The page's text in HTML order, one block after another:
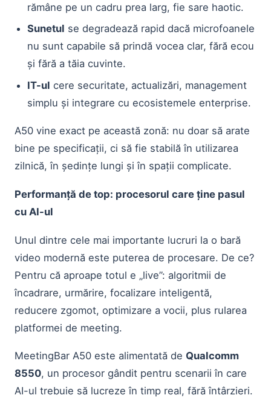
rămâne pe un cadru prea larg, fie sare haotic.
Sunetul se degradează rapid dacă microfoanele
nu sunt capabile să prindă vocea clar, fără ecou
și fără a tăia cuvinte.
IT-ul cere securitate, actualizări, management
simplu și integrare cu ecosistemele enterprise.
A50 vine exact pe această zonă: nu doar să arate
bine pe specificații, ci să fie stabilă în utilizarea
zilnică, în ședințe lungi și în spații complicate.
Performanță de top: procesorul care ține pasul
cu AI-ul
Unul dintre cele mai importante lucruri la o bară
video modernă este puterea de procesare. De ce?
Pentru că aproape totul e „live”: algoritmii de
încadrare, urmărire, focalizare inteligentă,
reducere zgomot, optimizare a vocii, plus rularea
platformei de meeting.
MeetingBar A50 este alimentată de Qualcomm
8550, un procesor gândit pentru scenarii în care
AI-ul trebuie să lucreze în timp real, fără întârzieri.